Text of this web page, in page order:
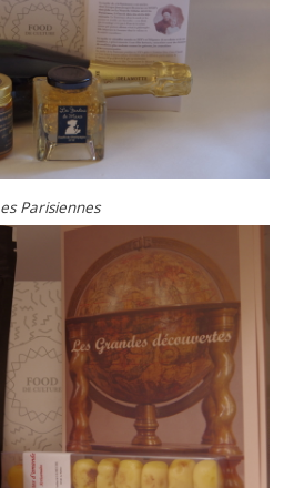
Parisiennes